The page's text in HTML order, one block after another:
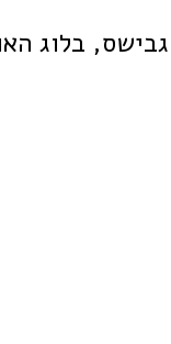
בלוג